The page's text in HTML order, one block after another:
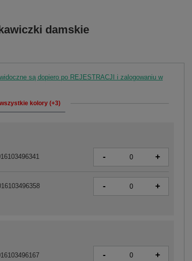
damskie
są dopiero po REJESTRACJI i zalogowaniu w
kolory (+3)
- +
- +
- +